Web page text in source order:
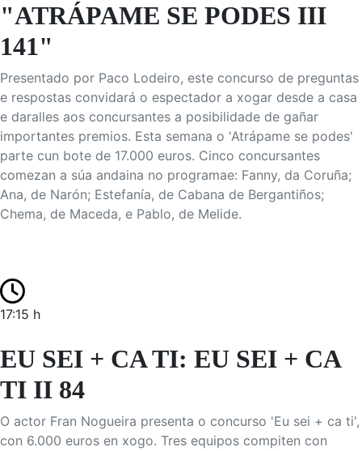
"ATRÁPAME SE PODES III
141"
Presentado por Paco Lodeiro, este concurso de preguntas
e respostas convidará o espectador a xogar desde a casa
e daralles aos concursantes a posibilidade de gañar
importantes premios. Esta semana o 'Atrápame se podes'
parte cun bote de 17.000 euros. Cinco concursantes
comezan a súa andaina no programae: Fanny, da Coruña;
Ana, de Narón; Estefanía, de Cabana de Bergantiños;
Chema, de Maceda, e Pablo, de Melide.
17:15 h
EU SEI + CA TI: EU SEI + CA
TI II 84
O actor Fran Nogueira presenta o concurso 'Eu sei + ca ti',
con 6.000 euros en xogo. Tres equipos compiten con